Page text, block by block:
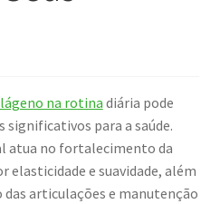
na rotina diária pode
para a saúde.
atua no fortalecimento da
elasticidade e suavidade, além
das articulações e manutenção